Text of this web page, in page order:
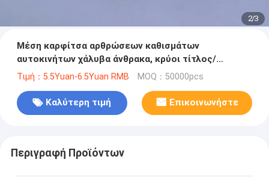
2/3
Μέση καρφίτσα αρθρώσεων καθισμάτων
αυτοκινήτων χάλυβα άνθρακα, κρύοι τίτλος/
καρφίτσα άξονων σφυρηλατημένων κομματιών
Τιμή：5.5Yuan-6.5Yuan RMB MOQ：50000pcs
Καλύτερη τιμή Επικοινωνήστε
Περιγραφή Προϊόντων